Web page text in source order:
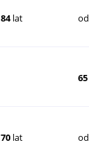
84lat od
65
70lat od